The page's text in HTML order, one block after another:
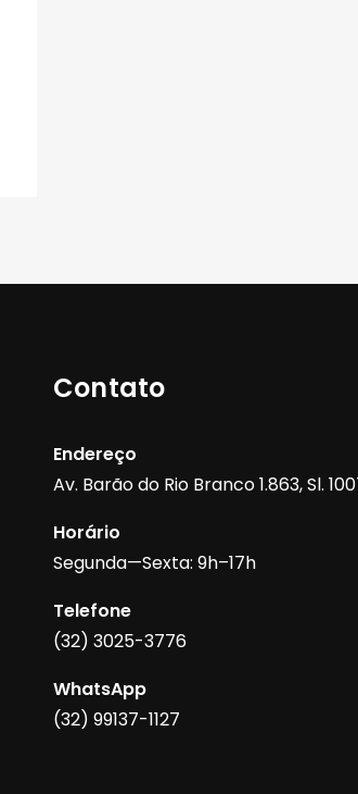
Contato
Endereço
Av. Barão do Rio Branco 1.863, Sl.
Horário
Segunda—Sexta: 9h–17h
Telefone
(32) 3025-3776
WhatsApp
(32) 99137-1127